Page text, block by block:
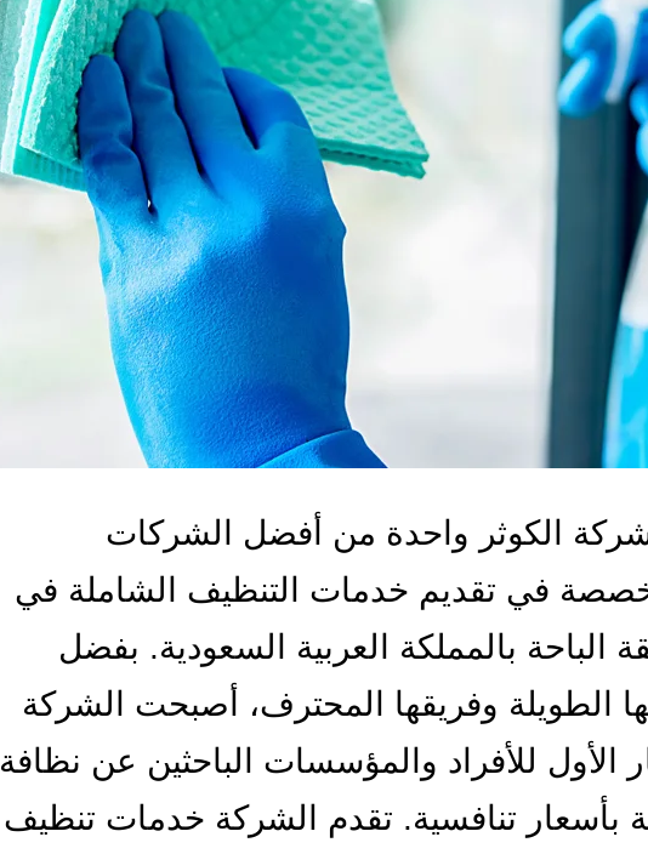
الكوثر واحدة من أفضل الشركات
في تقديم خدمات التنظيف الشاملة في
الباحة بالمملكة العربية السعودية. بفضل
الطويلة وفريقها المحترف، أصبحت الشركة
الأول للأفراد والمؤسسات الباحثين عن نظافة
بأسعار تنافسية. تقدم الشركة خدمات تنظيف